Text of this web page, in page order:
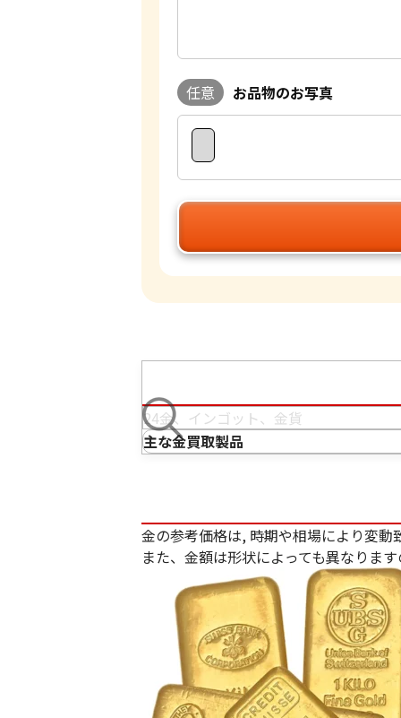
任意 お品物のお写真
主な金買取製品
金の参考価格は, 時期や相場により変動
また、金額は形状によっても異なりま